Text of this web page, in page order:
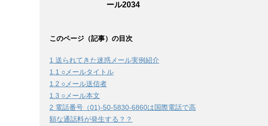
ール2034
このページ（記事）の目次
1 送られてきた迷惑メール実例紹介
1.1 ○メールタイトル
1.2 ○メール送信者
1.3 ○メール本文
2 電話番号（01)-50-5830-6860は国際電話で高
額な通話料が発生する？？